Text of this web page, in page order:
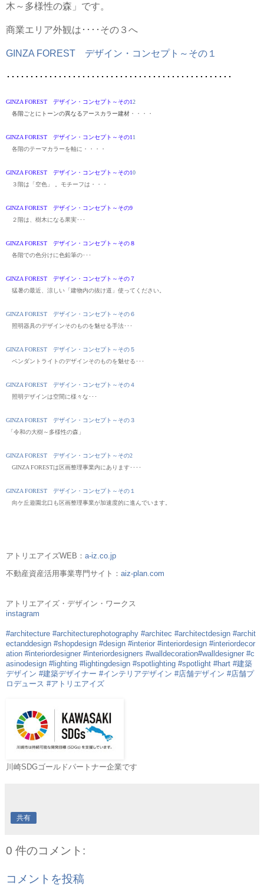
木～多様性の森」です。
商業エリア外観は････ その３へ
GINZA FOREST デザイン・コンセプト～その１
････････････････････････････････････････････････
GINZA FOREST デザイン・コンセプト～その12
各階ごとにトーンの異なるアースカラー建材 ・・ ・・
GINZA FOREST デザイン・コンセプト～その1 1
各階のテーマカラーを軸に・・
・・
GINZA FOREST デザイン・コンセプト～その10
３階は「空色」 。 モチーフは・・・
GINZA FOREST デザイン・コンセプト～その9
２階は、樹木になる果実･･･
GINZA FOREST デザイン・コンセプト～その８
各階での色分けに色鉛筆の･･･
GINZA FOREST デザイン・コンセプト～その７
猛暑の最近、涼しい「建物内の抜け道」使ってください。
GINZA FOREST デザイン・コンセプト～その６
照明器具のデザインそのものを魅せる手法･･･
GINZA FOREST デザイン・コンセプト～その５
ペンダントライトのデザインそのものを魅せる･･･
GINZA FOREST デザイン・コンセプト～その４
照明デザインは空間に様々な･･･
GINZA FOREST デザイン・コンセプト～その３
「令和の大樹～多様性の森」
GINZA FOREST デザイン・コンセプト～その2
GINZA FORESTは区画整理事業内にあります････
GINZA FOREST デザイン・コンセプト～その１
向ケ丘遊園北口も区画整理事業が加速度的に進んでいます。
アトリエアイズWEB： a-iz.co.jp
不動産資産活用事業専門サイト： aiz-plan.com
アトリエアイズ・デザイン・ワークス
instagram
#architecture #architecturephotography #architec #architectdesign #archit
ectanddesign #shopdesign #design #interior #interiordesign #interiordecor
ation #interiordesigner #interiordesigners #walldecoration#walldesigner #c
asinodesign #lighting #lightingdesign #spotlighting #spotlight #hart #建築
デザイン #建築デザイナー #インテリアデザイン #店舗デザイン #店舗プ
ロデュース #アトリエアイズ
川崎SDGゴールドパートナー企業です
共有
0 件のコメント:
コメントを投稿